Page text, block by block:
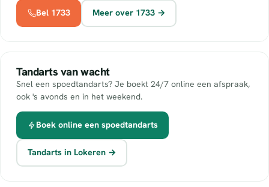
Bel 1733 Meer over 1733 →
Tandarts van wacht
Snel een spoedtandarts? Je boekt 24/7 online een afspraak,
ook 's avonds en in het weekend.
Boek online een spoedtandarts
Tandarts in Lokeren →